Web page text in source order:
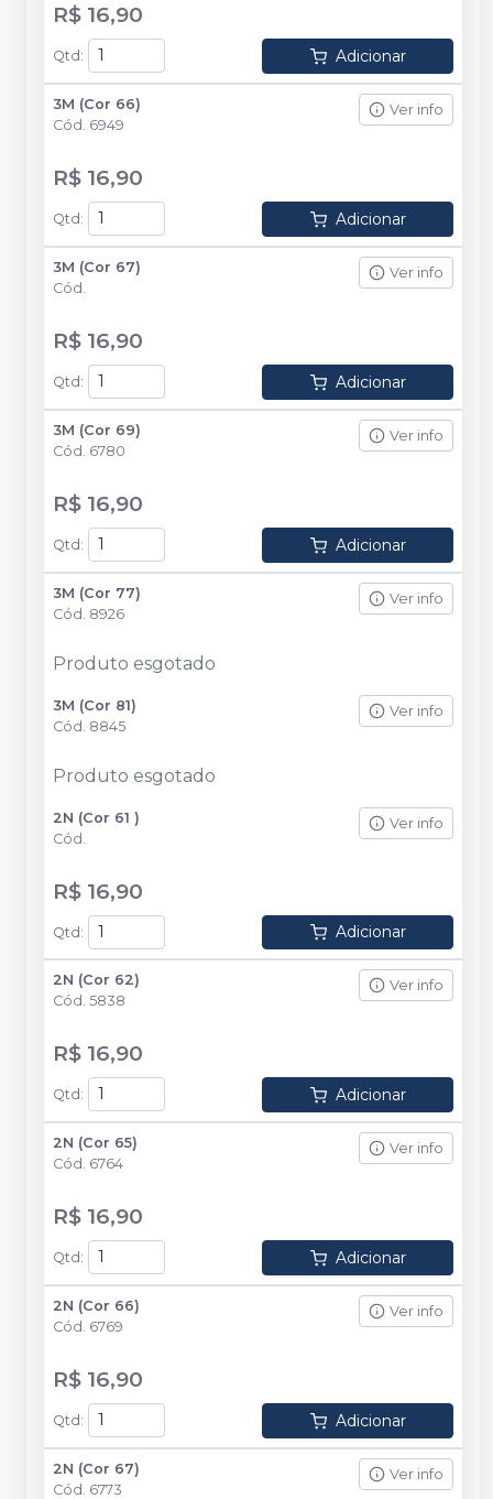
R$ 16,90
Qtd : Adicionar
3M (Cor 66)
Cód. 6949
Ver info
R$ 16,90
Qtd : Adicionar
3M (Cor 67)
Cód.
Ver info
R$ 16,90
Qtd : Adicionar
3M (Cor 69)
Cód. 6780
Ver info
R$ 16,90
Qtd : Adicionar
3M (Cor 77)
Cód. 8926
Ver info
Produto esgotado
3M (Cor 81)
Cód. 8845
Ver info
Produto esgotado
2N (Cor 61 )
Cód.
Ver info
R$ 16,90
Qtd: Adicionar
2N (Cor 62)
Cód. 5838
Ver info
R$ 16,90
Qtd : Adicionar
2N (Cor 65)
Cód. 6764
Ver info
R$ 16,90
Qtd : Adicionar
2N (Cor 66)
Cód. 6769
Ver info
R$ 16,90
Qtd : Adicionar
2N (Cor 67)
Cód. 6773
Ver info